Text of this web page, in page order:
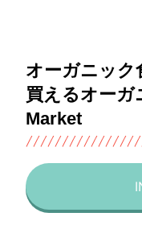
オーガニック
買えるオーガ
Market